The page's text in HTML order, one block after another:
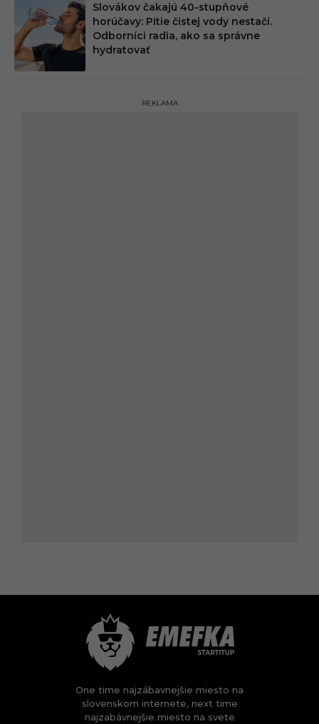
Slovákov čakajú 40-stupňové
horúčavy: Pitie čistej vody nestačí.
Odborníci radia, ako sa správne
hydratovať
REKLAMA
One time najzábavnejšie miesto na
slovenskom internete, next time
najzabávnejšie miesto na svete